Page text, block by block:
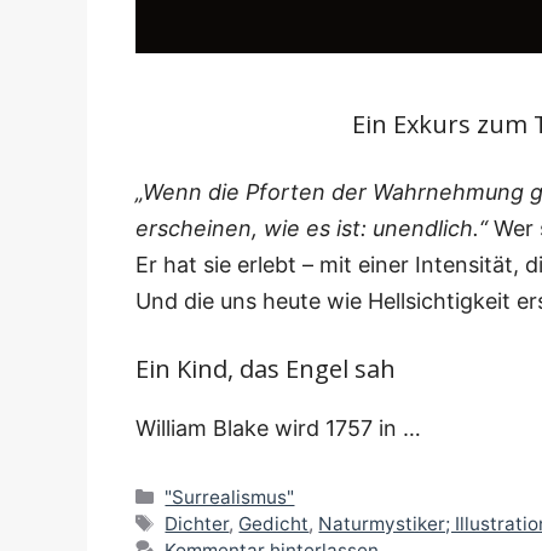
Ein Exkurs zum
„Wenn die Pfor­ten der
erschei­nen, wie es ist: unend­lich.“Wer
Er hat sie erlebt – mit einer Inten­si­tät,
Und die uns heu­te wie Hell­sich­tig­keit
Ein Kind, das Engel sah
Wil­liam Bla­ke wird 1757 in …
Kategorien
"Surrealismus"
Schlagwörter
Dichter, Gedicht, Naturmystiker;